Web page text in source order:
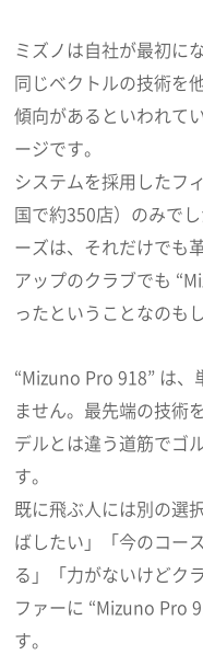
ミズノは自社が最初に
同じベクトルの技術を
傾向があるといわれて
ージです。
システムを採用したフ
国で約350店）のみで
ーズは、それだけでも
アップのクラブでも
ったということなのも
“Mizuno Pro 918” は
ません。最先端の技術
デルとは違う道筋でゴ
す。
既に飛ぶ人には別の選
ばしたい」「今のコー
る」「力がないけどク
ファーに “Mizuno Pro
す。